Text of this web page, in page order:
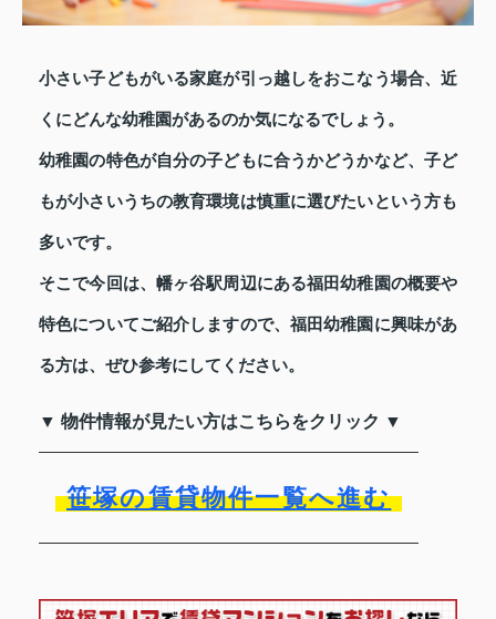
小さい子どもがいる家庭が引っ越しをおこなう場合、近
くにどんな幼稚園があるのか気になるでしょう。
幼稚園の特色が自分の子どもに合うかどうかなど、子ど
もが小さいうちの教育環境は慎重に選びたいという方も
多いです。
そこで今回は、幡ヶ谷駅周辺にある福田幼稚園の概要や
特色についてご紹介しますので、福田幼稚園に興味があ
る方は、ぜひ参考にしてください。
▼ 物件情報が見たい方はこちらをクリック ▼
笹塚の賃貸物件一覧へ進む